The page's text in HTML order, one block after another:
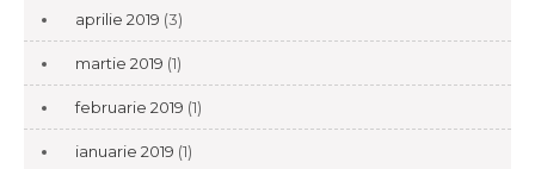
aprilie 2019 (3)
martie 2019 (1)
februarie 2019 (1)
ianuarie 2019 (1)